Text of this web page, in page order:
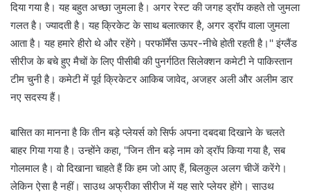
दिया गया है। यह बहुत अच्छा जुमला है। अगर रेस्ट की जगह ड्रॉप कहते तो जुमला
गलत है। ज्यादती है। यह क्रिकेट के साथ बलात्कार है, अगर ड्रॉप वाला जुमला
आता है। यह हमारे हीरो थे और रहेंगे। परफॉर्मेंस ऊपर-नीचे होती रहती है।'' इंग्लैंड
सीरीज के बचे हुए मैचों के लिए पीसीबी की पुनर्गठित सिलेक्शन कमेटी ने पाकिस्तान
टीम चुनी है। कमेटी में पूर्व क्रिकेटर आकिब जावेद, अजहर अली और अलीम डार
नए सदस्य हैं।
बासित का मानना है कि तीन बड़े प्लेयर्स को सिर्फ अपना दबदबा दिखाने के चलते
बाहर गिया गया है। उन्होंने कहा, ''जिन तीन बड़े नाम को ड्रॉप किया गया है, सब
गोलमाल है। वो दिखाना चाहते हैं कि हम जो आए हैं, बिलकुल अलग चीजें करेंगे।
लेकिन ऐसा है नहीं। साउथ अफ्रीका सीरीज में यह सारे प्लेयर होंगे। साउथ